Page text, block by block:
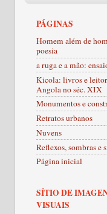
PÁGINAS
Homem além de
poesia
a ruga e a mão:
Kicola: livros e
Angola no séc. XIX
Monumentos e
Retratos urbanos
Nuvens
Reflexos, sombras e
Página inicial
SÍTIO DE
VISUAIS